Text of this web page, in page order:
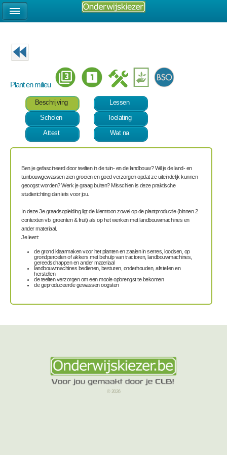
Plant en milieu
Beschrijving
Lessen
Scholen
Toelating
Attest
Wat na
Ben je gefascineerd door teelten in de tuin- en de landbouw? Wil je de land- en
tuinbouwgewassen zien groeien en goed verzorgen opdat ze uiteindelijk kunnen
geoogst worden? Werk je graag buiten? Misschien is deze praktische
studierichting dan iets voor jou.
In deze 3e graadsopleiding ligt de klemtoon zowel op de plantproductie (binnen 2
contexten vb. groenten & fruit) als op het werken met landbouwmachines en
ander materiaal.
Je leert:
de grond klaarmaken voor het planten en zaaien in serres, loodsen, op
grondpercelen of akkers met behulp van tractoren, landbouwmachines,
gereedschappen en ander materiaal
landbouwmachines bedienen, besturen, onderhouden, afstellen en
herstellen
de teelten verzorgen om een mooie opbrengst te bekomen
de geproduceerde gewassen oogsten
© 2026